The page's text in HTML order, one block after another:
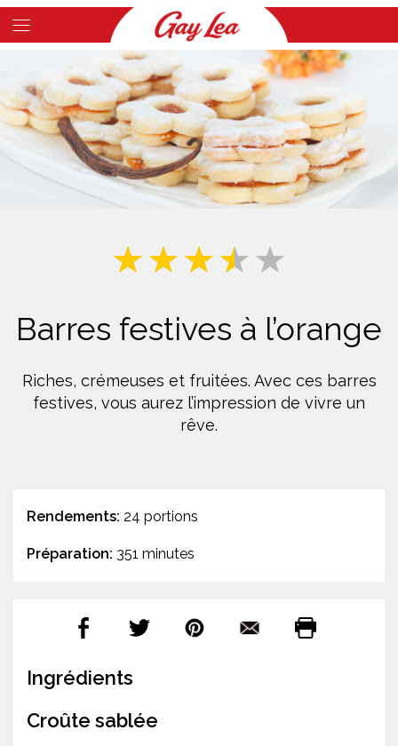
Skip
to
content
Content
Barres festives à l’orange
Riches, crémeuses et fruitées. Avec ces barres
festives, vous aurez l’impression de vivre un
rêve.
Rendements: 24 portions
Préparation: 351 minutes
Ingrédients
Croûte sablée